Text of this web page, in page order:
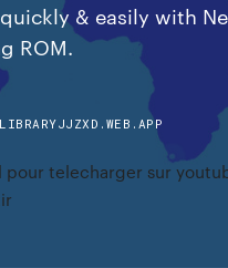
& easily with
ROM.
pour telecharger sur